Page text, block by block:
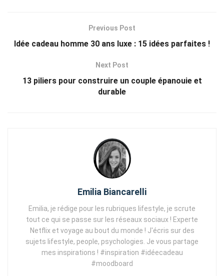
Previous Post
Idée cadeau homme 30 ans luxe : 15 idées parfaites !
Next Post
13 piliers pour construire un couple épanouie et
durable
Emilia Biancarelli
Emilia, je rédige pour les rubriques lifestyle, je scrute
tout ce qui se passe sur les réseaux sociaux ! Experte
Netflix et voyage au bout du monde ! J'écris sur des
sujets lifestyle, people, psychologies. Je vous partage
mes inspirations ! #inspiration #idéecadeau
#moodboard